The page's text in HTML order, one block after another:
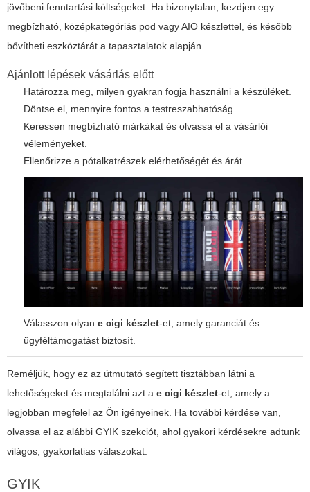
jövőbeni fenntartási költségeket. Ha bizonytalan, kezdjen egy
megbízható, középkategóriás pod vagy AIO készlettel, és később
bővítheti eszköztárát a tapasztalatok alapján.
Ajánlott lépések vásárlás előtt
Határozza meg, milyen gyakran fogja használni a készüléket.
Döntse el, mennyire fontos a testreszabhatóság.
Keressen megbízható márkákat és olvassa el a vásárlói
véleményeket.
Ellenőrizze a pótalkatrészek elérhetőségét és árát.
Válasszon olyan e cigi készlet-et, amely garanciát és
ügyféltámogatást biztosít.
Reméljük, hogy ez az útmutató segített tisztábban látni a
lehetőségeket és megtalálni azt a e cigi készlet-et, amely a
legjobban megfelel az Ön igényeinek. Ha további kérdése van,
olvassa el az alábbi GYIK szekciót, ahol gyakori kérdésekre adtunk
világos, gyakorlatias válaszokat.
GYIK